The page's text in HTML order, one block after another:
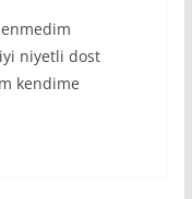
niyetli dost
kendime